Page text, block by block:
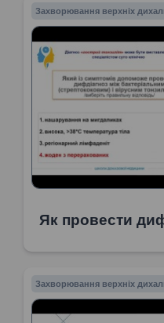
Захворювання верхніх
Як провести
Захворювання верхніх